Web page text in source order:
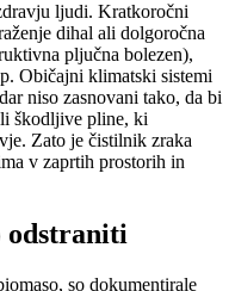
ljudi. Kratkoročni
dihal ali dolgoročna
pljučna bolezen),
Običajni klimatski sistemi
niso zasnovani tako, da bi
škodljive pline, ki
Zato je čistilnik zraka
v zaprtih prostorih in
odstraniti
so dokumentirale